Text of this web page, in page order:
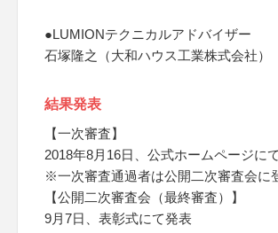
●LUMIONテクニカルアドバイザー
石塚隆之（大和ハウス工業株式会社）
結果発表
【一次審査】
2018年8月16日、公式ホームページに
※一次審査通過者は公開二次審査会に
【公開二次審査会（最終審査）】
9月7日、表彰式にて発表